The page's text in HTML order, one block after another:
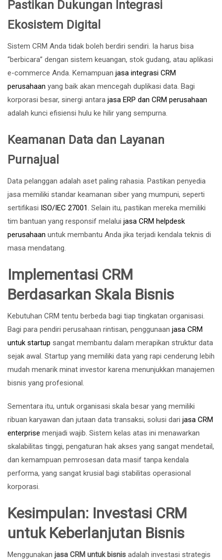
Pastikan Dukungan Integrasi
Ekosistem Digital
Sistem CRM Anda tidak boleh berdiri sendiri. Ia harus bisa
“berbicara” dengan sistem keuangan, stok gudang, atau aplikasi
e-commerce Anda. Kemampuan jasa integrasi CRM
perusahaan yang baik akan mencegah duplikasi data. Bagi
korporasi besar, sinergi antara jasa ERP dan CRM perusahaan
adalah kunci efisiensi hulu ke hilir yang sempurna.
Keamanan Data dan Layanan
Purnajual
Data pelanggan adalah aset paling rahasia. Pastikan penyedia
jasa memiliki standar keamanan siber yang mumpuni, seperti
sertifikasi ISO/IEC 27001. Selain itu, pastikan mereka memiliki
tim bantuan yang responsif melalui jasa CRM helpdesk
perusahaan untuk membantu Anda jika terjadi kendala teknis di
masa mendatang.
Implementasi CRM
Berdasarkan Skala Bisnis
Kebutuhan CRM tentu berbeda bagi tiap tingkatan organisasi.
Bagi para pendiri perusahaan rintisan, penggunaan jasa CRM
untuk startup sangat membantu dalam merapikan struktur data
sejak awal. Startup yang memiliki data yang rapi cenderung lebih
mudah menarik minat investor karena menunjukkan manajemen
bisnis yang profesional.
Sementara itu, untuk organisasi skala besar yang memiliki
ribuan karyawan dan jutaan data transaksi, solusi dari jasa CRM
enterprise menjadi wajib. Sistem kelas atas ini menawarkan
skalabilitas tinggi, pengaturan hak akses yang sangat mendetail,
dan kemampuan pemrosesan data masif tanpa kendala
performa, yang sangat krusial bagi stabilitas operasional
korporasi.
Kesimpulan: Investasi CRM
untuk Keberlanjutan Bisnis
Menggunakan jasa CRM untuk bisnis adalah investasi strategis